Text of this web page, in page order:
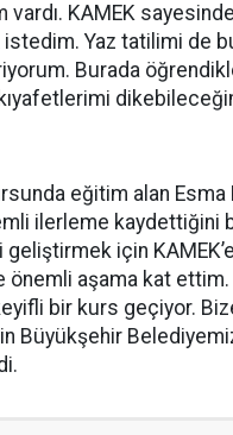
vardı. KAMEK
Yaz tatilimi de
Burada
eğitim alan Esma
ilerleme kaydettiğini
geliştirmek için
önemli aşama kat
bir kurs geçiyor.
Büyükşehir